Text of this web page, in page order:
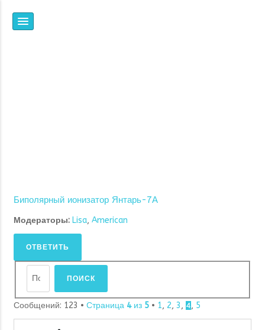
Биполярный ионизатор Янтарь-7А
Модераторы: Lisa, American
ОТВЕТИТЬ
Сообщений: 123 • Страница 4из 5 • 1, 2, 3, 4, 5